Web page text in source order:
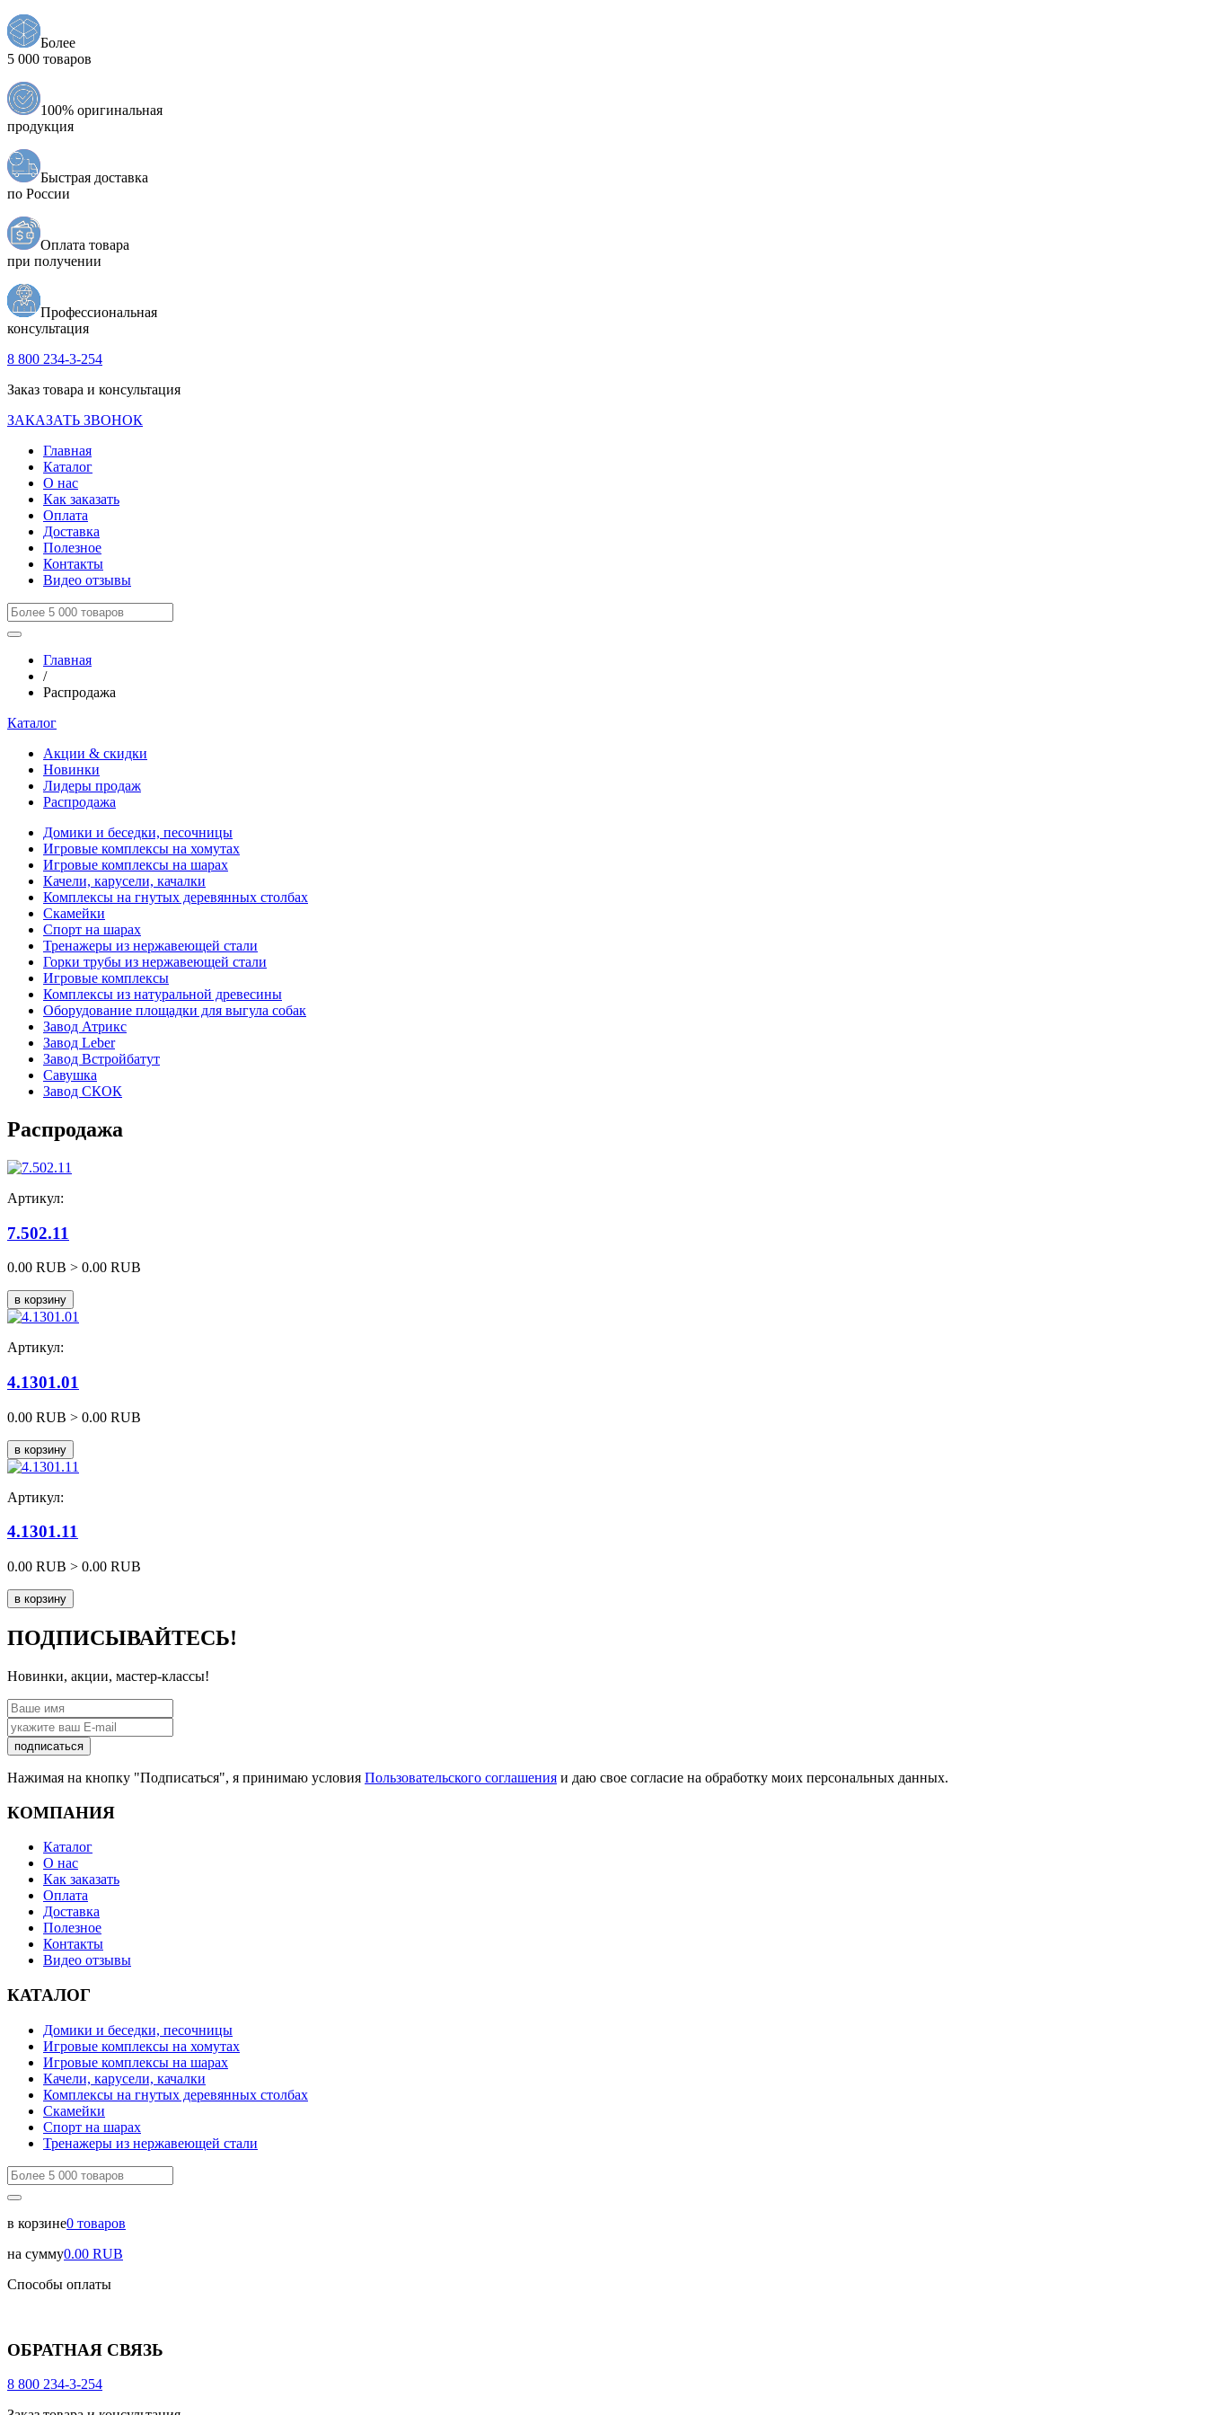
Более
5 000 товаров
100% оригинальная
продукция
Быстрая доставка
по России
Оплата товара
при получении
Профессиональная
консультация
8 800 234-3-254
Заказ товара и консультация
ЗАКАЗАТЬ ЗВОНОК
Главная
Каталог
О нас
Как заказать
Оплата
Доставка
Полезное
Контакты
Видео отзывы
Главная
/
Распродажа
Каталог
Акции & скидки
Новинки
Лидеры продаж
Распродажа
Домики и беседки, песочницы
Игровые комплексы на хомутах
Игровые комплексы на шарах
Качели, карусели, качалки
Комплексы на гнутых деревянных столбах
Скамейки
Спорт на шарах
Тренажеры из нержавеющей стали
Горки трубы из нержавеющей стали
Игровые комплексы
Комплексы из натуральной древесины
Оборудование площадки для выгула собак
Завод Атрикс
Завод Leber
Завод Встройбатут
Савушка
Завод СКОК
Распродажа
Артикул:
7.502.11
0.00 RUB > 0.00 RUB
в корзину
Артикул:
4.1301.01
0.00 RUB > 0.00 RUB
в корзину
Артикул:
4.1301.11
0.00 RUB > 0.00 RUB
в корзину
ПОДПИСЫВАЙТЕСЬ!
Новинки, акции, мастер-классы!
подписаться
Нажимая на кнопку "Подписаться", я принимаю условия Пользовательского соглашения и даю свое согласие на обработку моих персональных данных.
КОМПАНИЯ
Каталог
О нас
Как заказать
Оплата
Доставка
Полезное
Контакты
Видео отзывы
КАТАЛОГ
Домики и беседки, песочницы
Игровые комплексы на хомутах
Игровые комплексы на шарах
Качели, карусели, качалки
Комплексы на гнутых деревянных столбах
Скамейки
Спорт на шарах
Тренажеры из нержавеющей стали
в корзине0 товаров
на сумму0.00 RUB
Способы оплаты
ОБРАТНАЯ СВЯЗЬ
8 800 234-3-254